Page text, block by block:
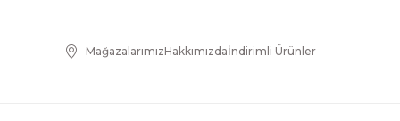
MağazalarımızHakkımızdaİndirimli Ürünler